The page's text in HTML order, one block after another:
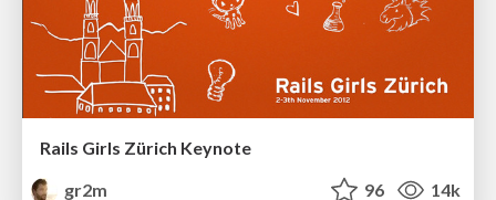
Rails Girls Zürich Keynote
gr2m
96 14k